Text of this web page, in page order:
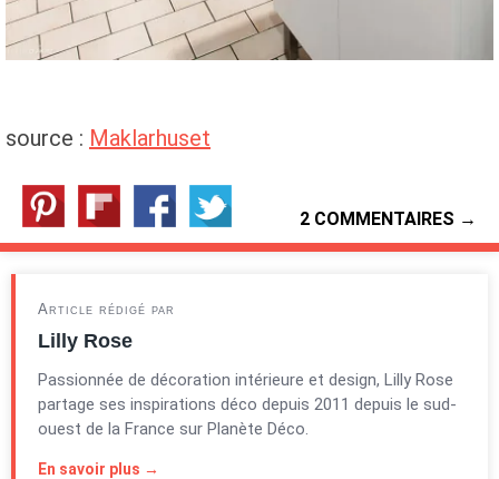
source : Maklarhuset
2 COMMENTAIRES →
Article rédigé par
Lilly Rose
Passionnée de décoration intérieure et design, Lilly Rose
partage ses inspirations déco depuis 2011 depuis le sud-
ouest de la France sur Planète Déco.
En savoir plus →